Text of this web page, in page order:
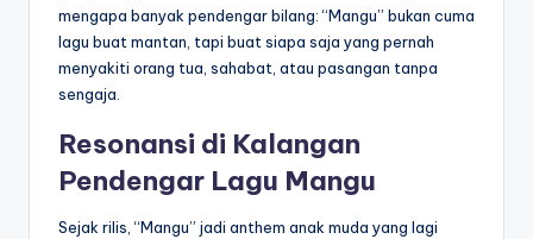
mengapa banyak pendengar bilang: “Mangu” bukan cuma
lagu buat mantan, tapi buat siapa saja yang pernah
menyakiti orang tua, sahabat, atau pasangan tanpa
sengaja.
Resonansi di Kalangan
Pendengar Lagu Mangu
Sejak rilis, “Mangu” jadi anthem anak muda yang lagi